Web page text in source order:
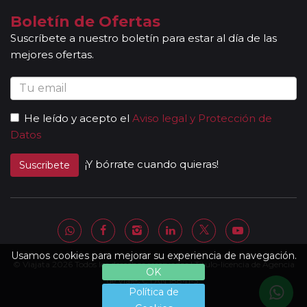
Usamos cookies para mejorar su experiencia de navegación.
OK
Política de
acompañantes podrán dar las explicaciones en dos
idiomas diferentes. Según circuito, le atenderá en su
viaje un único guía-acompañante o bien cambiará de
guía-acompañante en función de la etapa. Los guías
acompañantes siempre estarán presentes en los
paseos incluidos, pero poseen múltiples funciones y
persona en particular. En los momentos en que no
existen servicios incluidos en el programa, nuestros
guías pueden encontrarse realizando funciones bien
de coordinación, bien para otros grupos diferentes y
Al completar el pago de su viaje y una vez le
enviemos la documentación, se le facilitará una
página web donde encontrará el detalle de su
itinerario con lo que incluye su viaje, listado de hoteles
definitivos, kilómetros recorridos por etapa, horarios
aproximados, paisajes, contenido de las visitas.... etc.
Boletín de Ofertas
Suscríbete a nuestro boletín para estar al día de las
mejores ofertas.
He leído y acepto el Aviso legal y Protección de
Datos
Suscribete ¡Y bórrate cuando quieras!
© Viajata 2026 Todos los derechos reservados | Título-licencia de Agencia
de Viajes C.I.AN 18841-3.